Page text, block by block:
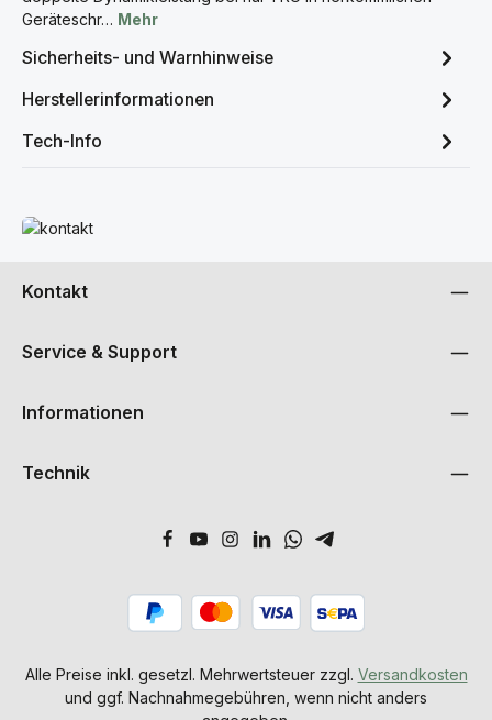
Geräteschr… Mehr
Sicherheits- und Warnhinweise
Herstellerinformationen
Tech-Info
Mehr erfahren
Kontakt
Service & Support
Informationen
Technik
Alle Preise inkl. gesetzl. Mehrwertsteuer zzgl. Versandkosten
und ggf. Nachnahmegebühren, wenn nicht anders